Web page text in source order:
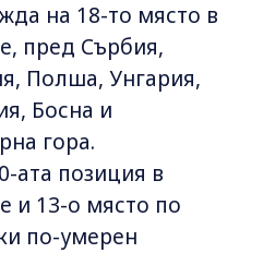
на 18-то място в
пред Сърбия,
Полша, Унгария,
Босна и
гора.
ата позиция в
и 13-о място по
по-умерен